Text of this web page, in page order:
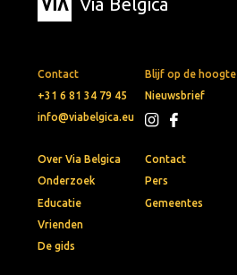
Contact
+31 6 81 34 79 45
info@viabelgica.eu
Blijf op de hoogte
Nieuwsbrief
Over Via Belgica
Onderzoek
Educatie
Vrienden
De gids
Contact
Pers
Gemeentes